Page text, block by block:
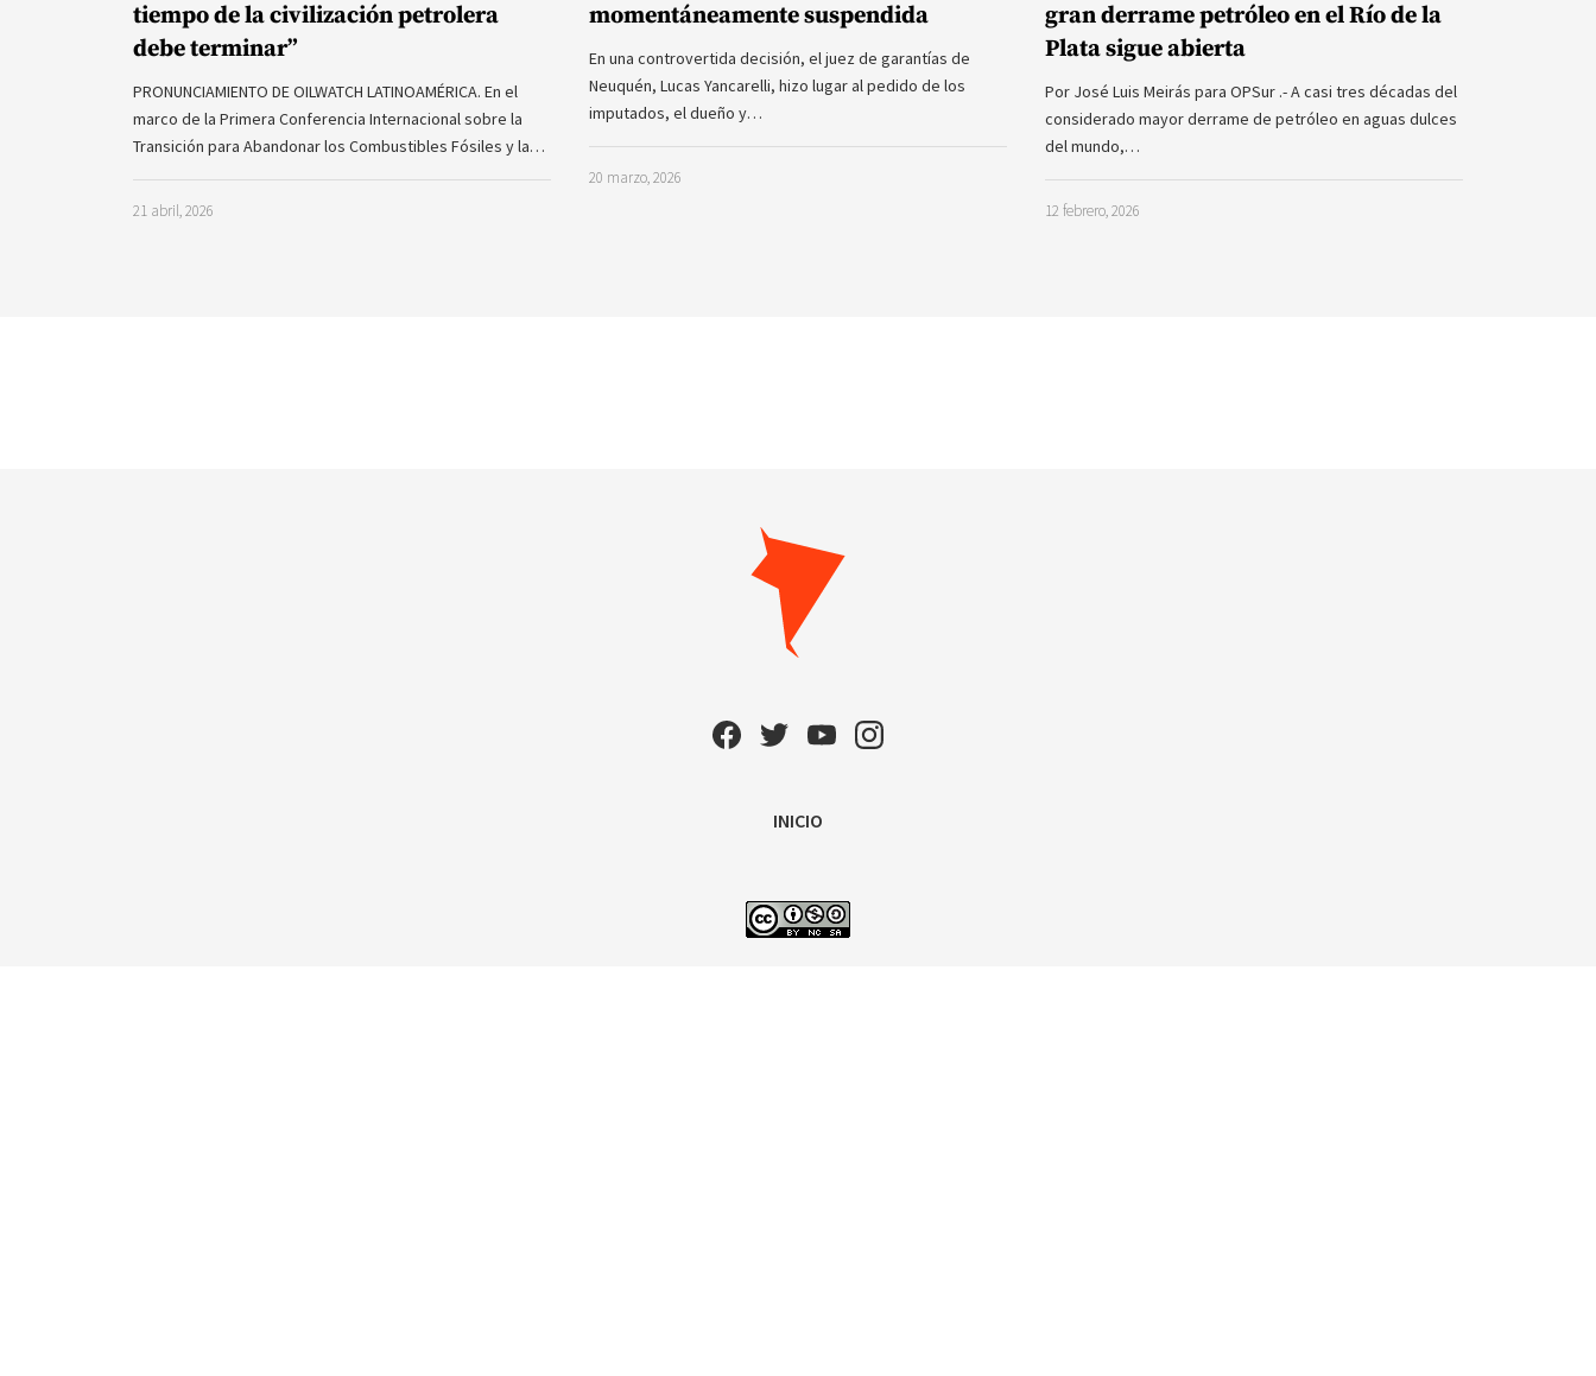
tiempo de la civilización petrolera
debe terminar”
PRONUNCIAMIENTO DE OILWATCH LATINOAMÉRICA. En el
marco de la Primera Conferencia Internacional sobre la
Transición para Abandonar los Combustibles Fósiles y la…
21 abril, 2026
momentáneamente suspendida
En una controvertida decisión, el juez de garantías de
Neuquén, Lucas Yancarelli, hizo lugar al pedido de los
imputados, el dueño y…
20 marzo, 2026
gran derrame petróleo en el Río de la
Plata sigue abierta
Por José Luis Meirás para OPSur .- A casi tres décadas del
considerado mayor derrame de petróleo en aguas dulces
del mundo,…
12 febrero, 2026
INICIO